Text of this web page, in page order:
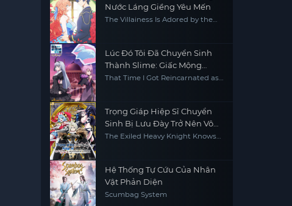
Nước Láng Giềng Yêu Mến
The Villainess Is Adored by the
Lúc Đó Tôi Đã Chuyển Sinh
Thành Slime: Giấc Mộng
Coleus
That Time I Got Reincarnated as
Trọng Giáp Hiệp Sĩ Chuyển
Sinh Bị Lưu Đày Trở Nên Vô
Địch Nhờ Kiến Thức Về Game
The Exiled Heavy Knight Knows
Hệ Thống Tự Cứu Của Nhân
Vật Phản Diện
Scumbag System